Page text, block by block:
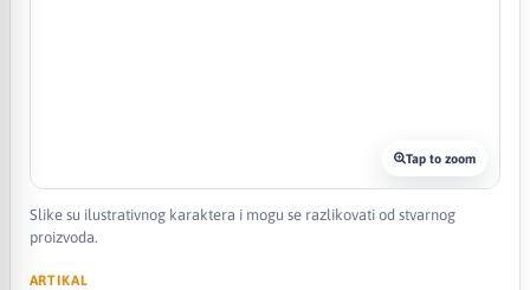
Tap to zoom
Slike su ilustrativnog karaktera i mogu se razlikovati od stvarnog
proizvoda.
ARTIKAL